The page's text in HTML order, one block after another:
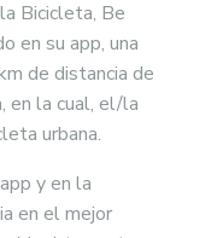
Bicicleta, Be
en su app, una
de distancia de
en la cual, el/la
urbana.
y en la
en el mejor